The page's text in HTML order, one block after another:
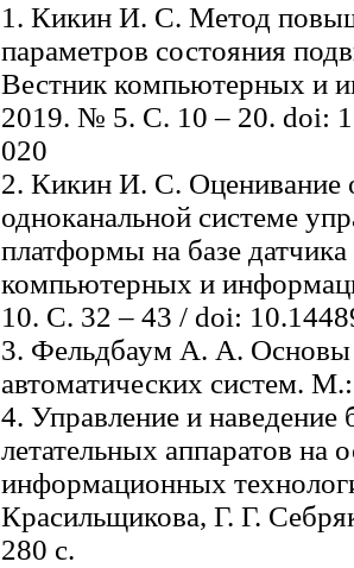
1. Кикин И. С. Метод
параметров состояния
Вестник компьютерных и
2019. № 5. С. 10 – 20. doi:
020
2. Кикин И. С. Оценивание
одноканальной системе
платформы на базе
компьютерных и
10. С. 32 – 43 / doi:
3. Фельдбаум А. А. Основы
автоматических систем.
4. Управление и
летательных аппаратов на
информационных
Красильщикова, Г. Г.
280 с.